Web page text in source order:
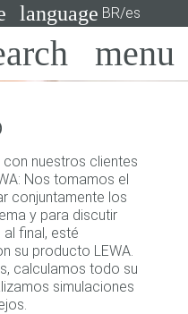
language BR/es
nuestros clientes
Nos tomamos el
conjuntamente los
y para discutir
final, esté
su producto LEWA.
calculamos todo su
simulaciones